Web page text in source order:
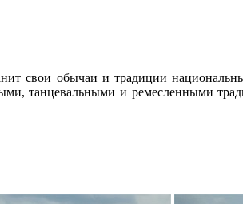
свои обычаи и традиции
танцевальными и ремесленными